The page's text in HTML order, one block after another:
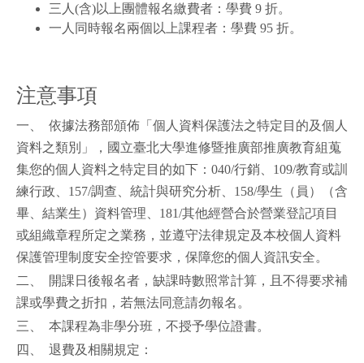
三人(含)以上團體報名繳費者：學費 9 折。
一人同時報名兩個以上課程者：學費 95 折。
注意事項
一、 依據法務部頒佈「個人資料保護法之特定目的及個人
資料之類別」，國立臺北大學進修暨推廣部推廣教育組蒐
集您的個人資料之特定目的如下：040/行銷、109/教育或訓
練行政、157/調查、統計與研究分析、158/學生（員）（含
畢、結業生）資料管理、181/其他經營合於營業登記項目
或組織章程所定之業務，並遵守法律規定及本校個人資料
保護管理制度安全控管要求，保障您的個人資訊安全。
二、 開課日後報名者，缺課時數照常計算，且不得要求補
課或學費之折扣，若無法同意請勿報名。
三、 本課程為非學分班，不授予學位證書。
四、 退費及相關規定：